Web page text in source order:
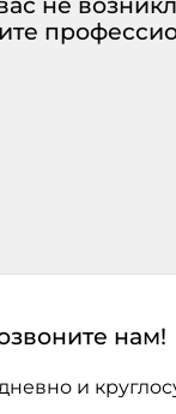
нам!
и